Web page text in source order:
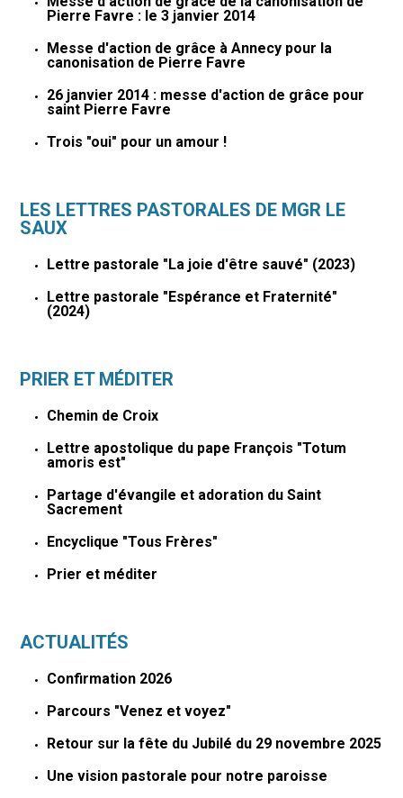
Pierre Favre : le 3 janvier 2014
Messe d'action de grâce à Annecy pour la
canonisation de Pierre Favre
26 janvier 2014 : messe d'action de grâce pour
saint Pierre Favre
Trois "oui" pour un amour !
LES LETTRES PASTORALES DE MGR LE
SAUX
Lettre pastorale "La joie d'être sauvé" (2023)
Lettre pastorale "Espérance et Fraternité"
(2024)
PRIER ET MÉDITER
Chemin de Croix
Lettre apostolique du pape François "Totum
amoris est"
Partage d'évangile et adoration du Saint
Sacrement
Encyclique "Tous Frères"
Prier et méditer
ACTUALITÉS
Confirmation 2026
Parcours "Venez et voyez"
Retour sur la fête du Jubilé du 29 novembre 2025
Une vision pastorale pour notre paroisse